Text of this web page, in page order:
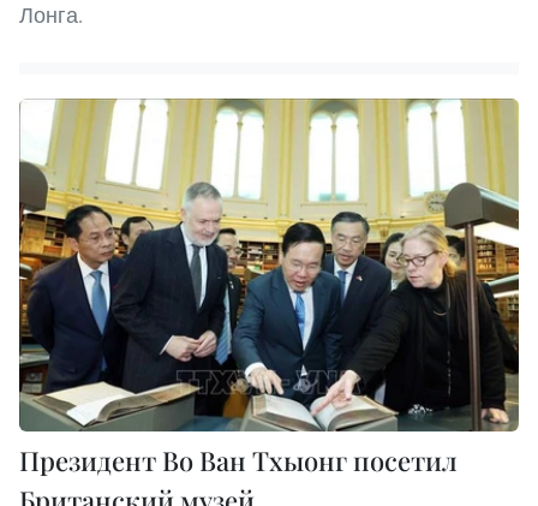
Лонга.
Президент Во Ван Тхыонг посетил